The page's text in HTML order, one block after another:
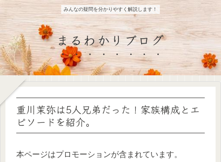
みんなの疑問を分かりやすく解説します！
まるわかりブログ
重川茉弥は5人兄弟だった！家族構成とエ
ピソードを紹介。
本ページはプロモーションが含まれています。